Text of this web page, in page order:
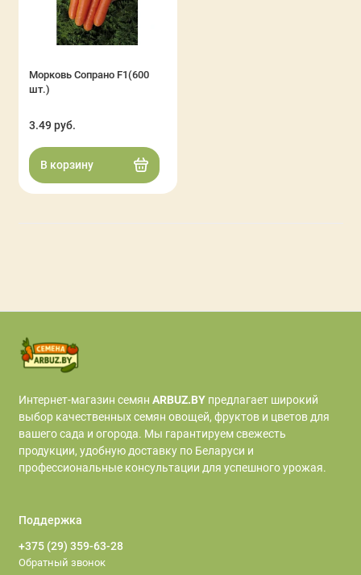
Морковь Сопрано F1(600
шт.)
3.49 руб.
В корзину
Интернет‑магазин семян ARBUZ.BYпредлагает широкий
выбор качественных семян овощей, фруктов и цветов для
вашего сада и огорода. Мы гарантируем свежесть
продукции, удобную доставку по Беларуси и
профессиональные консультации для успешного урожая.
Поддержка
+375 (29) 359-63-28
Обратный звонок